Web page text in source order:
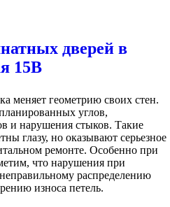
дверей в
15В
меняет геометрию своих стен.
углов,
и нарушения стыков. Такие
глазу, но оказывают серьезное
ремонте. Особенно при
что нарушения при
распределению
износа петель.